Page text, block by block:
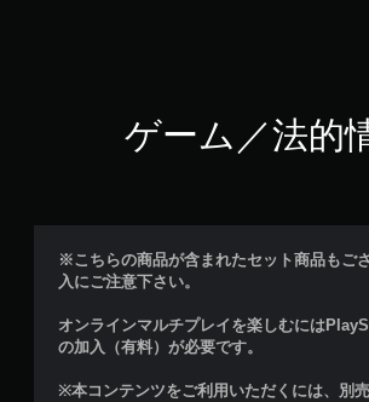
ゲーム／法的
※こちらの商品が含まれたセット商品もご
入にご注意下さい。
オンラインマルチプレイを楽しむには
の加入（有料）が必要です。
※本コンテンツをご利用いただくには、別